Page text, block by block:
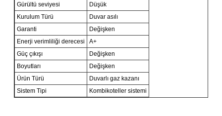
Gürültü seviyesi
Düşük
Kurulum Türü
Duvar asılı
Garanti
Değişken
Enerji verimliliği derecesi
A+
Güç çıkışı
Değişken
Boyutları
Değişken
Ürün Türü
Duvarlı gaz kazanı
Sistem Tipi
Kombikoteller sistemi